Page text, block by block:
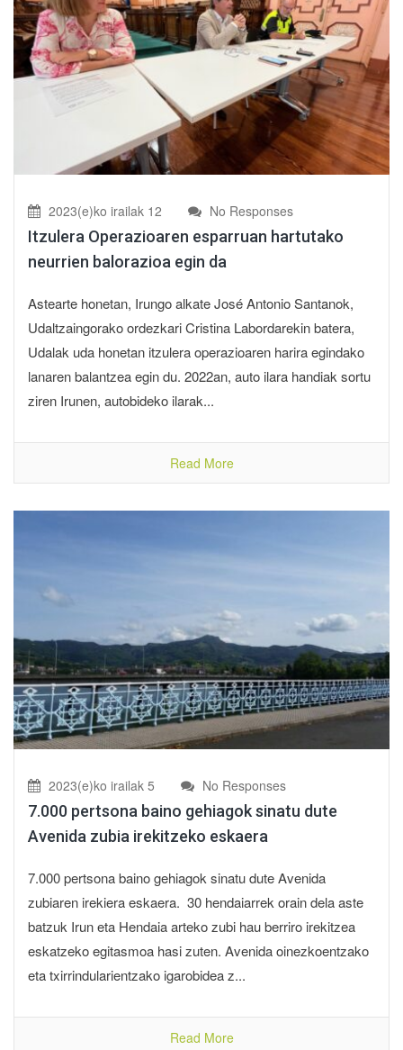
2023(e)ko irailak 12 No Responses
Itzulera Operazioaren esparruan hartutako
neurrien balorazioa egin da
Astearte honetan, Irungo alkate José Antonio Santanok,
Udaltzaingorako ordezkari Cristina Labordarekin batera,
Udalak uda honetan itzulera operazioaren harira egindako
lanaren balantzea egin du. 2022an, auto ilara handiak sortu
ziren Irunen, autobideko ilarak...
Read More
2023(e)ko irailak 5 No Responses
7.000 pertsona baino gehiagok sinatu dute
Avenida zubia irekitzeko eskaera
7.000 pertsona baino gehiagok sinatu dute Avenida
zubiaren irekiera eskaera. 30 hendaiarrek orain dela aste
batzuk Irun eta Hendaia arteko zubi hau berriro irekitzea
eskatzeko egitasmoa hasi zuten. Avenida oinezkoentzako
eta txirrindularientzako igarobidea z...
Read More